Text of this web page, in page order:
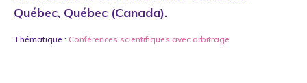
Québec, Québec (Canada).
Thématique : Conférences scientifiques avec arbitrage